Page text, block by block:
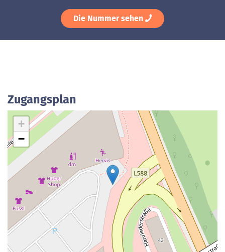
Die Nummer sehen
Zugangsplan
+
−